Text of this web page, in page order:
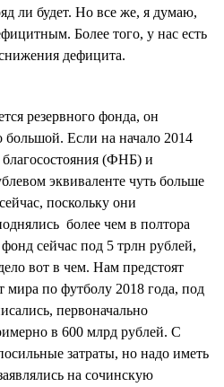
ли будет. Но все же, я думаю,
Более того, у нас есть
дефицита.
резервного фонда, он
Если на начало 2014
(ФНБ) и
эквиваленте чуть больше
поскольку они
более чем в полтора
сейчас под 5 трлн рублей,
вот в чем. Нам предстоят
по футболу 2018 года, под
первоначально
в 600 млрд рублей. С
затраты, но надо иметь
на сочинскую